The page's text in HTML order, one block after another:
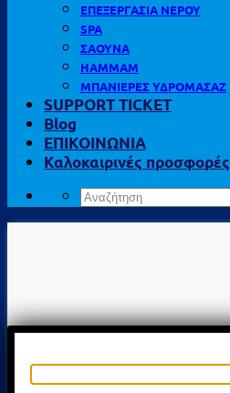
ΕΠΕΞΕΡΓΑΣΙΑ ΝΕΡΟΥ
SPA
ΣΑΟΥΝΑ
HAMMAM
ΜΠΑΝΙΕΡΕΣ ΥΔΡΟΜΑΣΑΖ
SUPPORT TICKET
Blog
ΕΠΙΚΟΙΝΩΝΙΑ
Καλοκαιρινές προσφορές
Αναζήτηση
για: